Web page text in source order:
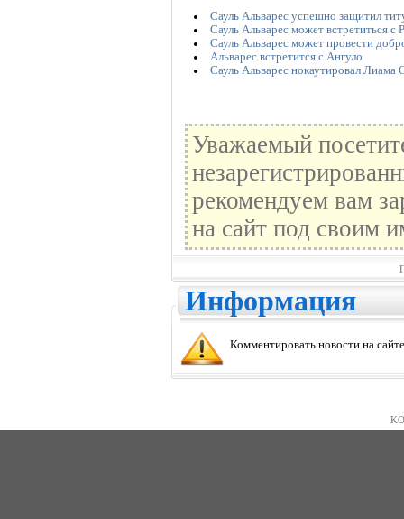
Сауль Альварес успешно защитил
Сауль Альварес может встретиться
Сауль Альварес может провести
Альварес встретится с Ангуло
Сауль Альварес нокаутировал Лиама
Уважаемый
рекомендуем вам
на сайт под своим
Информация
Комментировать новости на